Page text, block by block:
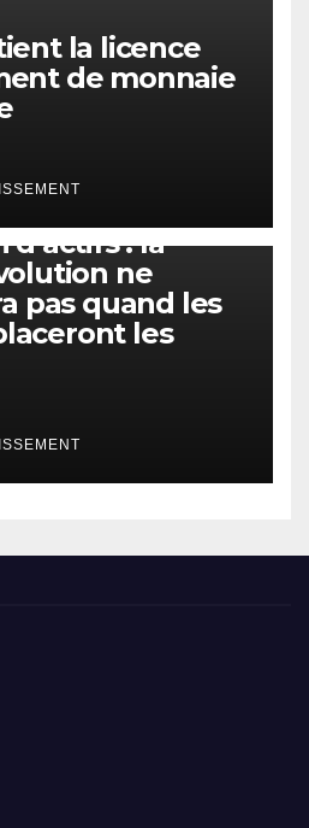
la licence
de monnaie
: la
ne
pas quand les
les